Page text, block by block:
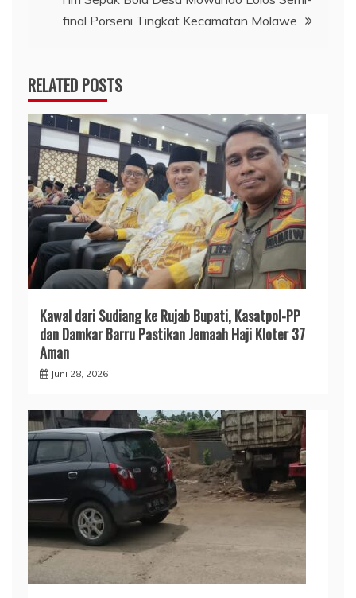
final Porseni Tingkat Kecamatan Molawe
RELATED POSTS
​Kawal dari Sudiang ke Rujab Bupati, Kasatpol-PP
dan Damkar Barru Pastikan Jemaah Haji Kloter 37
Aman
Juni 28, 2026